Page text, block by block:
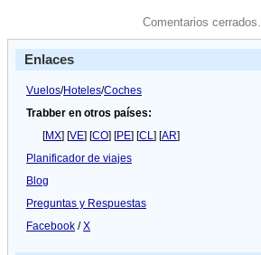
Comentarios cerrados.
Enlaces
Vuelos/Hoteles/Coches
Trabber en otros países:
[MX] [VE] [CO] [PE] [CL] [AR]
Planificador de viajes
Blog
Preguntas y Respuestas
Facebook /X